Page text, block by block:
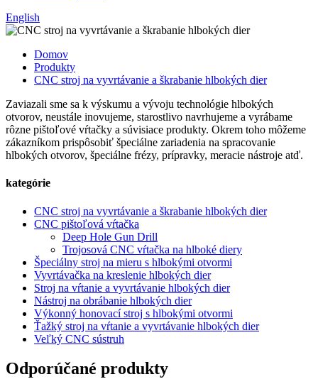
English
Domov
Produkty
CNC stroj na vyvrtávanie a škrabanie hlbokých dier
Zaviazali sme sa k výskumu a vývoju technológie hlbokých
otvorov, neustále inovujeme, starostlivo navrhujeme a vyrábame
rôzne pištoľové vŕtačky a súvisiace produkty. Okrem toho môžeme
zákazníkom prispôsobiť špeciálne zariadenia na spracovanie
hlbokých otvorov, špeciálne frézy, prípravky, meracie nástroje atď.
kategórie
CNC stroj na vyvrtávanie a škrabanie hlbokých dier
CNC pištoľová vŕtačka
Deep Hole Gun Drill
Trojosová CNC vŕtačka na hlboké diery
Špeciálny stroj na mieru s hlbokými otvormi
Vyvrtávačka na kreslenie hlbokých dier
Stroj na vŕtanie a vyvrtávanie hlbokých dier
Nástroj na obrábanie hlbokých dier
Výkonný honovací stroj s hlbokými otvormi
Ťažký stroj na vŕtanie a vyvrtávanie hlbokých dier
Veľký CNC sústruh
Odporúčané produkty